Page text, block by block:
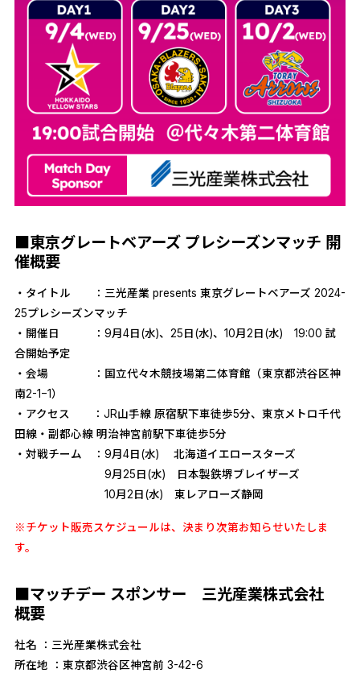
■東京グレートベアーズ プレシーズンマッチ 開
催概要
・タイトル ：三光産業 presents 東京グレートベアーズ 2024-
25プレシーズンマッチ
・開催日 ：9月4日(水)、25日(水)、10月2日(水) 19:00 試
合開始予定
・会場 ：国立代々木競技場第二体育館（東京都渋谷区神
南2-1−1）
・アクセス ：JR山手線 原宿駅下車徒歩5分、東京メトロ千代
田線・副都心線 明治神宮前駅下車徒歩5分
・対戦チーム ：9月4日(水) 北海道イエロースターズ
9月25日(水) 日本製鉄堺ブレイザーズ
10月2日(水) 東レアローズ静岡
※チケット販売スケジュールは、決まり次第お知らせいたしま
す。
■マッチデー スポンサー 三光産業株式会社
概要
社名 ：三光産業株式会社
所在地 ：東京都渋谷区神宮前 3-42-6